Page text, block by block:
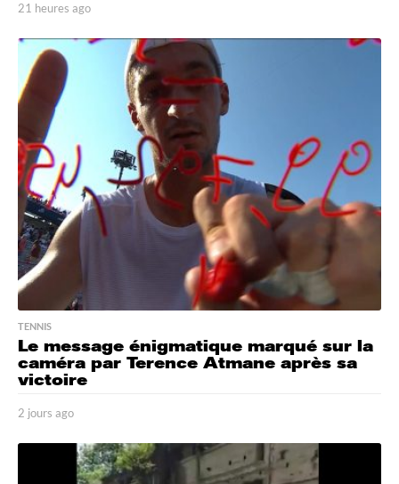
21 heures ago
h
TENNIS
Le message énigmatique marqué sur la
caméra par Terence Atmane après sa
victoire
2 jours ago
o
u
r